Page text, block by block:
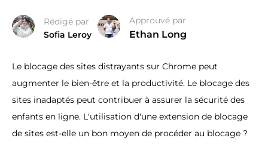
Rédigé par
Sofia Leroy
Approuvé par
Ethan Long
Le blocage des sites distrayants sur Chrome peut
augmenter le bien-être et la productivité. Le blocage des
sites inadaptés peut contribuer à assurer la sécurité des
enfants en ligne. L'utilisation d'une extension de blocage
de sites est-elle un bon moyen de procéder au blocage ?